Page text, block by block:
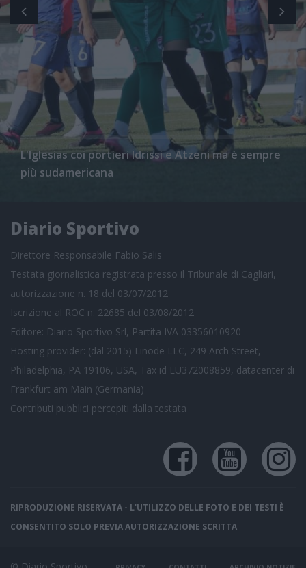
L'Iglesias coi portieri Idrissi e Atzeni ma è sempre
più sudamericana
Diario Sportivo
Direttore Responsabile Fabio Salis
Testata giornalistica registrata presso il Tribunale di Cagliari,
autorizzazione n. 18 del 03/07/2012
Iscrizione al ROC n. 22685 del 03/08/2012
Editore: Diario Sportivo Srl, Partita IVA 03356010920
Hosting provider: (dal 2015) Linode LLC, 249 Arch Street,
Philadelphia, PA 19106, USA, Tax id EU372008859, datacenter di
Frankfurt am Main (Germania)
Contributi pubblici percepiti dalla testata
RIPRODUZIONE RISERVATA - L'UTILIZZO DELLE FOTO E DEI TESTI È
CONSENTITO SOLO PREVIA AUTORIZZAZIONE SCRITTA